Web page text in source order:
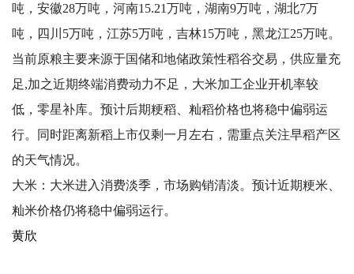
吨，安徽28万吨，河南15.21万吨，湖南9万吨，湖北7万
吨，四川5万吨，江苏5万吨，吉林15万吨，黑龙江25万吨。
当前原粮主要来源于国储和地储政策性稻谷交易，供应量充
足,加之近期终端消费动力不足，大米加工企业开机率较
低，零星补库。预计后期粳稻、籼稻价格也将稳中偏弱运
行。同时距离新稻上市仅剩一月左右，需重点关注早稻产区
的天气情况。
大米：大米进入消费淡季，市场购销清淡。预计近期粳米、
籼米价格仍将稳中偏弱运行。
黄欣